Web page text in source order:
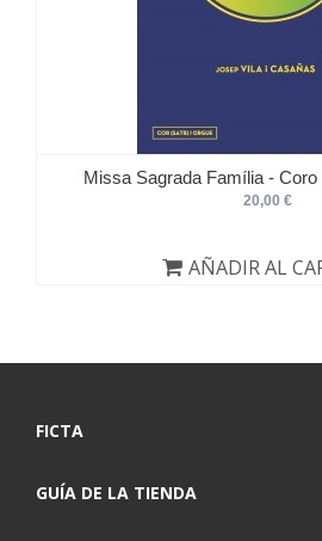
Missa Sagrada Família -
20,00 €
AÑADIR AL
FICTA
GUÍA DE LA TIENDA